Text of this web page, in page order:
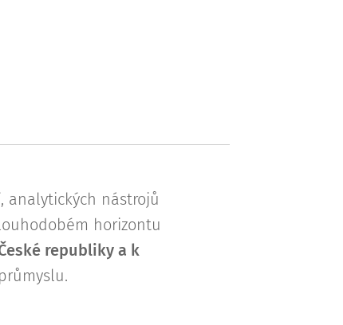
analytických nástrojů
horizontu
republiky a k